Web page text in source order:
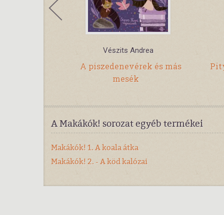
Vészits Andrea
A piszedenevérek és más
mesék
A Makákók! sorozat egyéb termékei
Makákók! 1. A koala átka
Makákók! 2. - A köd kalózai